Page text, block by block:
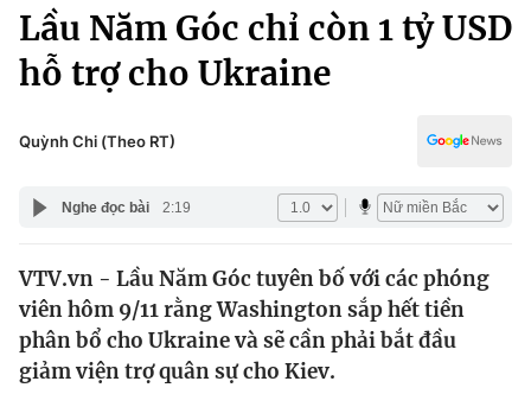
Chuyên mục
Chính trị
Pháp luật
Thế giới
Tin tức
Kinh tế
Thể thao
Truyền hình
Y tế
Công nghệ
Lầu Năm Góc chỉ còn 1 tỷ USD
hỗ trợ cho Ukraine
Quỳnh Chi (Theo RT)
Nghe đọc bài 2:19
VTV.vn - Lầu Năm Góc tuyên bố với các phóng
viên hôm 9/11 rằng Washington sắp hết tiền
phân bổ cho Ukraine và sẽ cần phải bắt đầu
giảm viện trợ quân sự cho Kiev.